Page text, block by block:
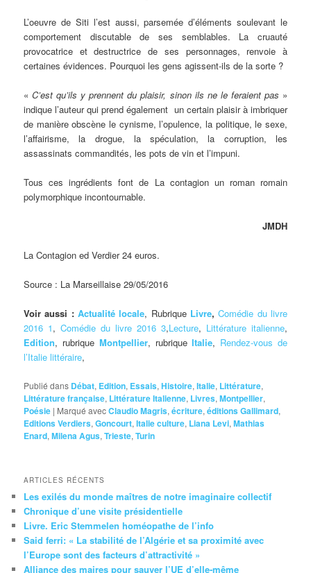
L’oeuvre de Siti l’est aussi, parsemée d’éléments soulevant le
comportement discutable de ses semblables. La cruauté
provocatrice et destructrice de ses personnages, renvoie à
certaines évidences. Pourquoi les gens agissent-ils de la sorte ?
«C’est qu’ils y prennent du plaisir, sinon ils ne le feraient pas »
indique l’auteur qui prend également un certain plaisir à imbriquer
de manière obscène le cynisme, l’opulence, la politique, le sexe,
l’affairisme, la drogue, la spéculation, la corruption, les
assassinats commandités, les pots de vin et l’impuni.
Tous ces ingrédients font de La contagion un roman romain
polymorphique incontournable.
JMDH
La Contagion ed Verdier 24 euros.
Source : La Marseillaise 29/05/2016
Voir aussi : Actualité locale, Rubrique Livre,Comédie du livre
2016 1,Comédie du livre 2016 3,Lecture, Littérature italienne,
Edition, rubrique Montpellier, rubriqueItalie, Rendez-vous de
l’Italie littéraire,
Publié dans Débat, Edition, Essais,Histoire,Italie, Littérature,
Littérature française, Littérature Italienne, Livres,Montpellier,
Poésie | Marqué avecClaudio Magris,écriture,éditions Gallimard,
Editions Verdiers,Goncourt,Italie culture, Liana Levi,Mathias
Enard,Milena Agus,Trieste,Turin
ARTICLES RÉCENTS
Les exilés du monde maîtres de notre imaginaire collectif
Chronique d’une visite présidentielle
Livre. Eric Stemmelen homéopathe de l’info
Said ferri: « La stabilité de l’Algérie et sa proximité avec
l’Europe sont des facteurs d’attractivité »
Alliance des maires pour sauver l’UE d’elle-même